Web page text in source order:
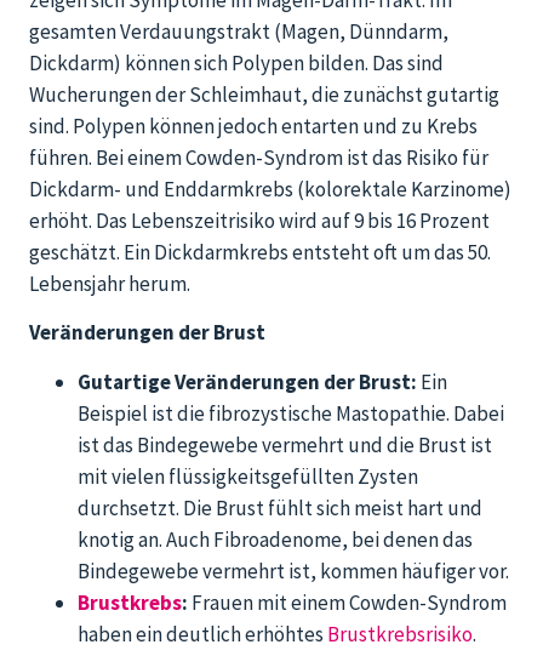
gesamten Verdauungstrakt (Magen, Dünndarm,
Dickdarm) können sich Polypen bilden. Das sind
Wucherungen der Schleimhaut, die zunächst gutartig
sind. Polypen können jedoch entarten und zu Krebs
führen. Bei einem Cowden-Syndrom ist das Risiko für
Dickdarm- und Enddarmkrebs (kolorektale Karzinome)
erhöht. Das Lebenszeitrisiko wird auf 9 bis 16 Prozent
geschätzt. Ein Dickdarmkrebs entsteht oft um das 50.
Lebensjahr herum.
Veränderungen der Brust
Gutartige Veränderungen der Brust: Ein
Beispiel ist die fibrozystische Mastopathie. Dabei
ist das Bindegewebe vermehrt und die Brust ist
mit vielen flüssigkeitsgefüllten Zysten
durchsetzt. Die Brust fühlt sich meist hart und
knotig an. Auch Fibroadenome, bei denen das
Bindegewebe vermehrt ist, kommen häufiger vor.
Brustkrebs: Frauen mit einem Cowden-Syndrom
haben ein deutlich erhöhtes Brustkrebsrisiko.